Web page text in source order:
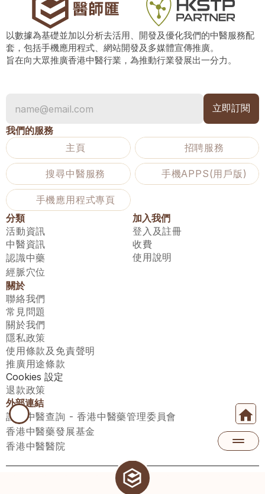
以數據為基礎並加以分析去活用、開發及優化我們的中醫服務配
套，包括手機應用程式、網站開發及多媒體宣傳推廣。
旨在向大眾推廣香港中醫行業，為推動行業發展出一分力。
我們的服務
主頁
招聘服務
搜尋中醫服務 手機APPS(用戶版)
手機應用程式專頁
分類
活動資訊
中醫資訊
認識中藥
經脈穴位
加入我們
登入及註冊
收費
使用說明
關於
聯絡我們
常見問題
關於我們
隱私政策
使用條款及免責聲明
推廣用途條款
Cookies 設定
退款政策
外部連結
註冊中醫查詢 - 香港中醫藥管理委員會
香港中醫藥發展基金
香港中醫醫院
醫師匯有限公司 ECWAY LIMITED Copyright 2026© All rights